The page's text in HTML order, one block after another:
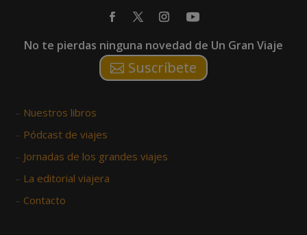
No te pierdas ninguna novedad de Un Gran Viaje
Suscríbete
– Nuestros libros
– Pódcast de viajes
– Jornadas de los grandes viajes
– La editorial viajera
– Contacto